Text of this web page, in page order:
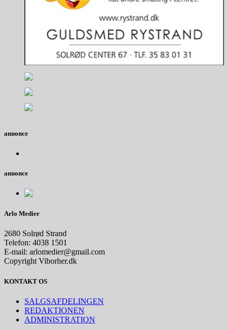
annonce
annonce
Arlo Medier
2680 Solrød Strand
Telefon: 4038 1501
E-mail: arlomedier@gmail.com
Copyright Viborher.dk
KONTAKT OS
SALGSAFDELINGEN
REDAKTIONEN
ADMINISTRATION